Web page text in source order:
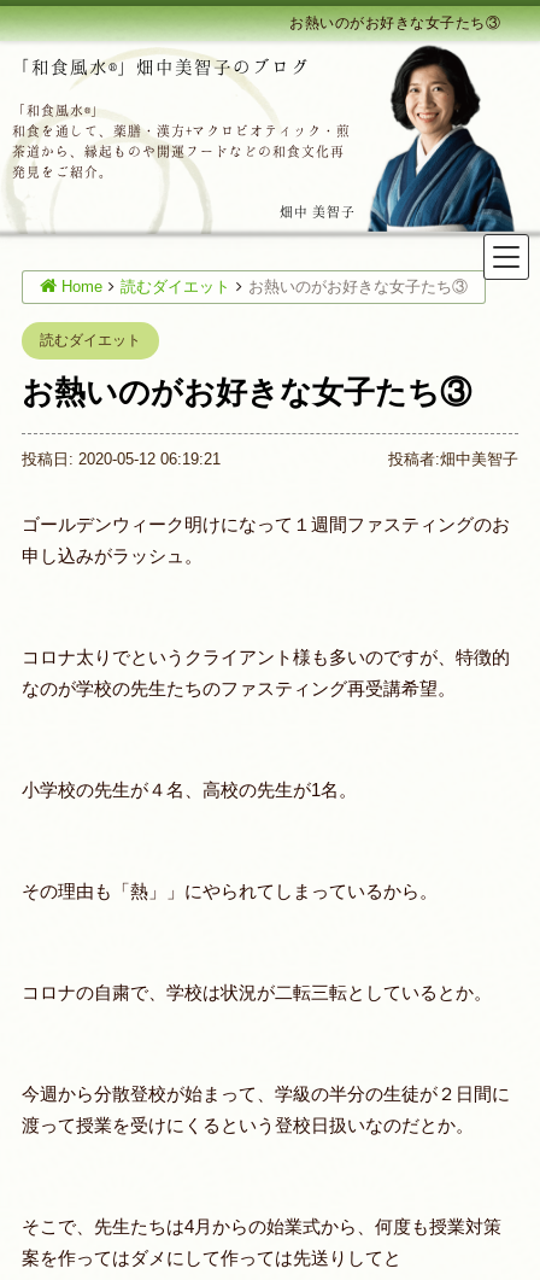
お熱いのがお好きな女子たち③
「和食風水®」畑中美智子のブログ
「和食風水®」
和食を通して、薬膳・漢方+マクロビオティック・煎
茶道から、縁起ものや開運フードなどの和食文化再
発見をご紹介。
畑中 美智子
Home 読むダイエット お熱いのがお好きな女子たち③
読むダイエット
お熱いのがお好きな女子たち③
投稿日: 2020-05-12 06:19:21 投稿者:畑中美智子
ゴールデンウィーク明けになって１週間ファスティングのお
申し込みがラッシュ。
コロナ太りでというクライアント様も多いのですが、特徴的
なのが学校の先生たちのファスティング再受講希望。
小学校の先生が４名、高校の先生が1名。
その理由も「熱」」にやられてしまっているから。
コロナの自粛で、学校は状況が二転三転としているとか。
今週から分散登校が始まって、学級の半分の生徒が２日間に
渡って授業を受けにくるという登校日扱いなのだとか。
そこで、先生たちは4月からの始業式から、何度も授業対策
案を作ってはダメにして作っては先送りしてと